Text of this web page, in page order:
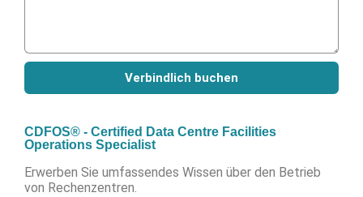
Verbindlich buchen
CDFOS® - Certified Data Centre Facilities
Operations Specialist
Erwerben Sie umfassendes Wissen über den Betrieb
von Rechenzentren.